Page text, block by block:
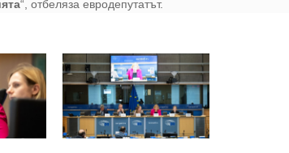
“, отбеляза евродепутатът.